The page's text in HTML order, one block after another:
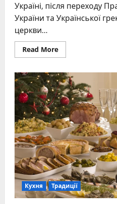
Україні, після переходу
України та Української
церкви...
Read MoreRead
more
день
Михайла:
дата,
історія
та
традиції
свята
Кухня Традиції